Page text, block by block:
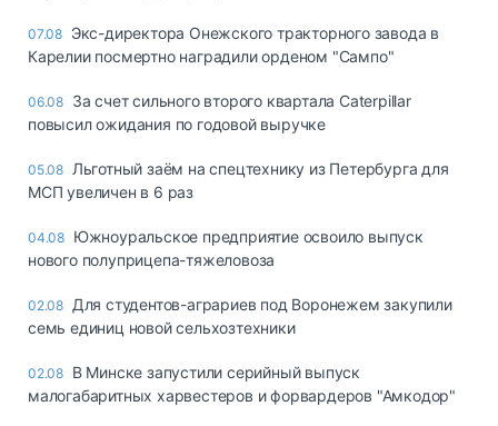
07.08 Экс-директора Онежского тракторного завода в
Карелии посмертно наградили орденом "Сампо"
06.08 За счет сильного второго квартала Caterpillar
повысил ожидания по годовой выручке
05.08 Льготный заём на спецтехнику из Петербурга для
МСП увеличен в 6 раз
04.08 Южноуральское предприятие освоило выпуск
нового полуприцепа-тяжеловоза
02.08 Для студентов-аграриев под Воронежем закупили
семь единиц новой сельхозтехники
02.08 В Минске запустили серийный выпуск
малогабаритных харвестеров и форвардеров "Амкодор"